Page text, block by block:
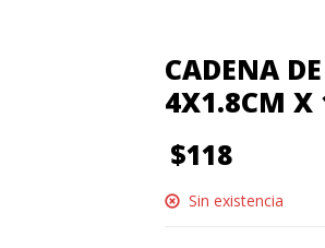
CADENA
4X1.8CM X
$118
Sin existencia